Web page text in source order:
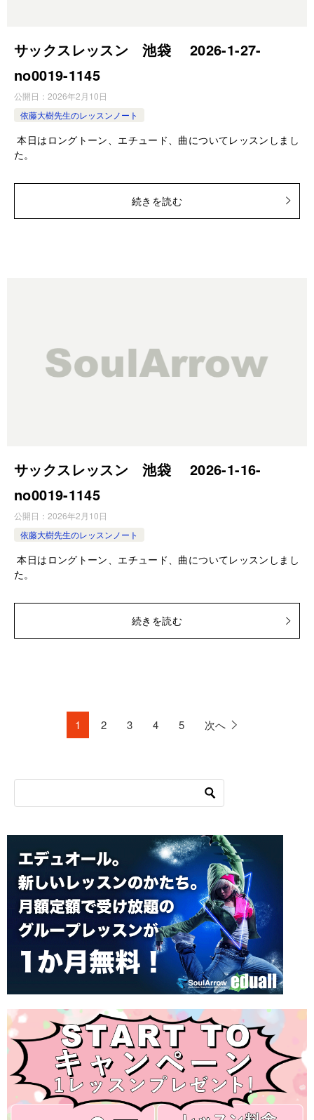
サックスレッスン 池袋 2026-1-27-
no0019-1145
公開日： 2026年2月10日
依藤大樹先生のレッスンノート
本日はロングトーン、エチュード、曲についてレッスンしまし
た。
続きを読む
サックスレッスン 池袋 2026-1-16-
no0019-1145
公開日： 2026年2月10日
依藤大樹先生のレッスンノート
本日はロングトーン、エチュード、曲についてレッスンしまし
た。
続きを読む
1 2 3 4 5 次へ